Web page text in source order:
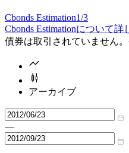
Cbonds Estimation1/3
Cbonds Estimationについて詳
債券は取引されていません
アーカイブ
—